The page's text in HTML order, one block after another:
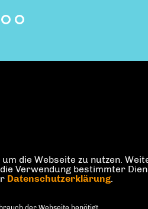
die Webseite zu nutzen.
Verwendung bestimmter
Datenschutzerklärung.